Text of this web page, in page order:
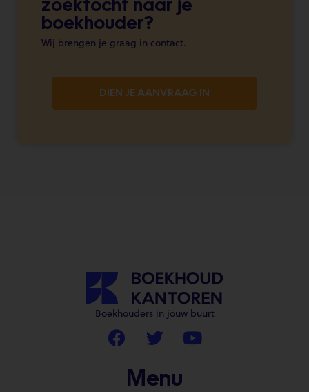
zoektocht naar je
boekhouder?
Wij brengen je graag in contact.
DIEN JE AANVRAAG IN
Boekhouders in jouw buurt
Menu